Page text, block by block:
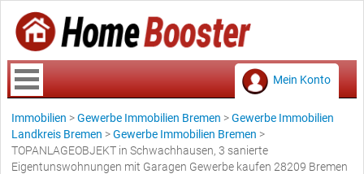
Mein Konto
Immobilien >Gewerbe Immobilien Bremen >Gewerbe Immobilien
Landkreis Bremen >Gewerbe Immobilien Bremen >
TOPANLAGEOBJEKT in Schwachhausen, 3 sanierte
Eigentunswohnungen mit Garagen Gewerbe kaufen 28209 Bremen